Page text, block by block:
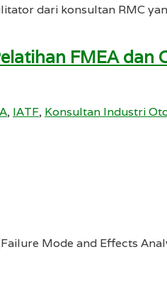
dari konsultan RMC
FMEA dan
, IATF, Konsultan Industri
Mode and Effects